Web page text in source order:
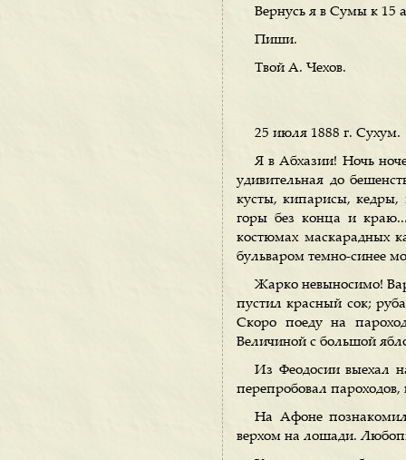
Вернусь я в Сумы к 15
Пиши.
Твой А. Чехов.
25 июля 1888 г. Сухум.
Я в Абхазии! Ночь
удивительная до
кусты, кипарисы,
горы без конца и
костюмах маскарадных
бульваром темно-синее
Жарко невыносимо!
пустил красный сок;
Скоро поеду на
Величиной с большой
Из Феодосии выехал
перепробовал
На Афоне
верхом на лошади.